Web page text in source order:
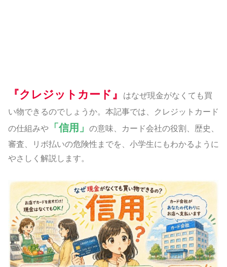
『クレジットカード』
はなぜ現金がなくても買
い物できるのでしょうか。本記事では、クレジットカード
の仕組みや
「信用」 の意味、カード会社の役割、歴史、
審査、リボ払いの危険性までを、小学生にもわかるように
やさしく解説します。